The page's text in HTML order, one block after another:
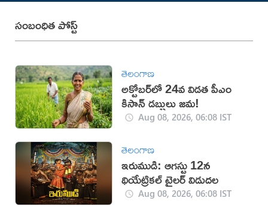
సంబంధిత పోస్ట్
తెలంగాణ
అక్టోబర్‌లో 24వ విడత పీఎం
కిసాన్ డబ్బులు జమ!
Aug 08, 2026, 06:08 IST
తెలంగాణ
ఇరుముడి: ఆగస్టు 12న
థియేట్రికల్ ట్రైలర్ విడుదల
Aug 08, 2026, 06:08 IST